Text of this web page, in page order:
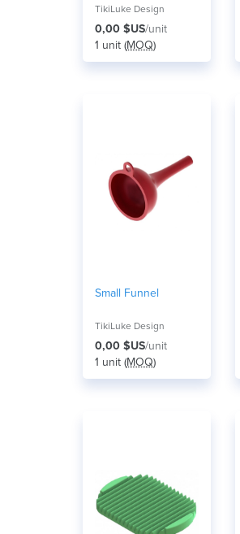
TikiLuke Design
0,00 $US/unit
1 unit (MOQ)
Small Funnel
TikiLuke Design
0,00 $US/unit
1 unit (MOQ)